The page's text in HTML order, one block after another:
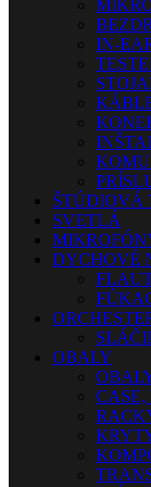
IN-
ŠTÚDIOVÁ
SVETLÁ
DYCHOVÉ
OBALY
CASE,